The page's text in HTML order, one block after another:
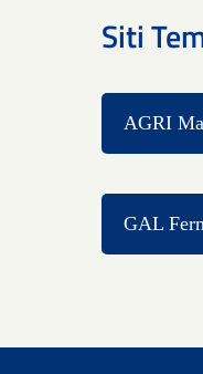
Siti
AGRI
GAL